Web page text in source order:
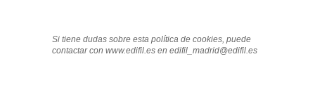
Si tiene dudas sobre esta política de cookies, puede
contactar con www.edifil.es en edifil_madrid@edifil.es